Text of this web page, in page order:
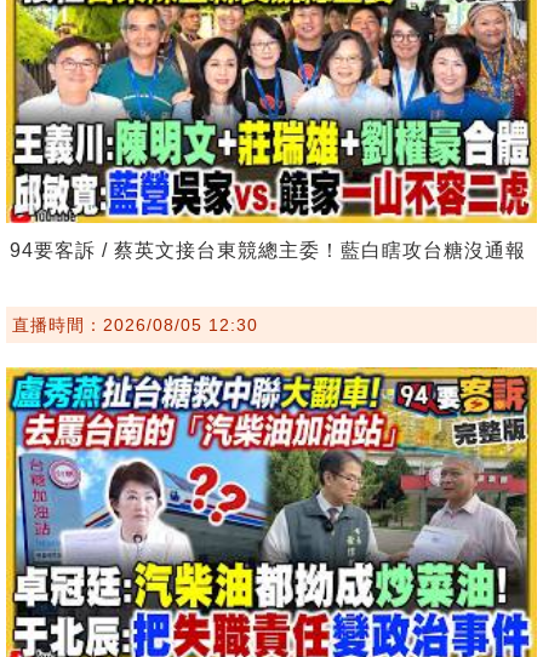
94要客訴 / 蔡英文接台東競總主委！藍白瞎攻台糖沒通報
直播時間：2026/08/05 12:30